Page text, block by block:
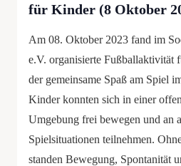
für Kinder (8 Oktober
Am 08. Oktober 2023 fand im
e.V. organisierte Fußballaktivität
der gemeinsame Spaß am Spiel
Kinder konnten sich in einer
Umgebung frei bewegen und an
Spielsituationen teilnehmen.
standen Bewegung, Spontanität